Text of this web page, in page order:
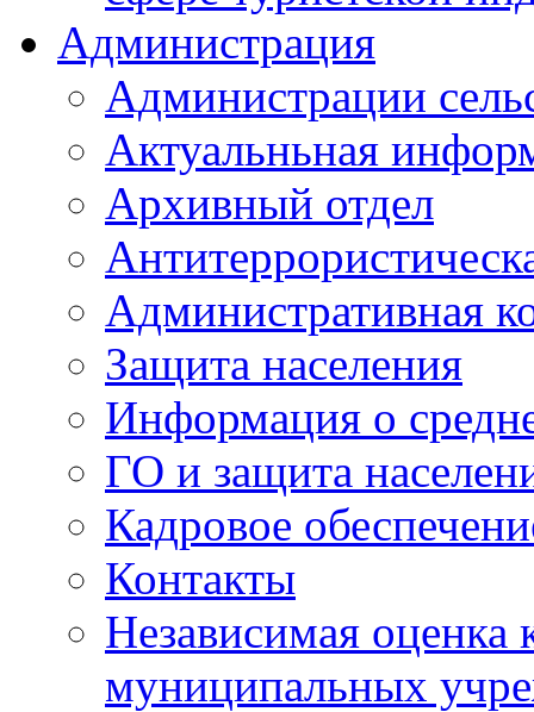
Администрация
Администрации
Актуальньная
Архивный отдел
Административная
Защита населения
Информация о
ГО и защита
Кадровое
Контакты
Независимая оценка
муниципальных